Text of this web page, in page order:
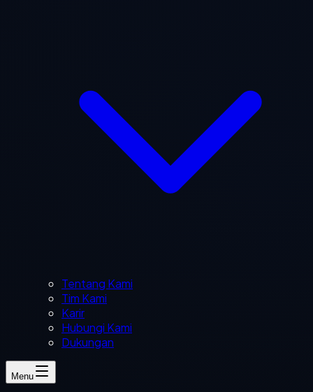
Tentang Kami
Tim Kami
Karir
Hubungi Kami
Dukungan
Menu